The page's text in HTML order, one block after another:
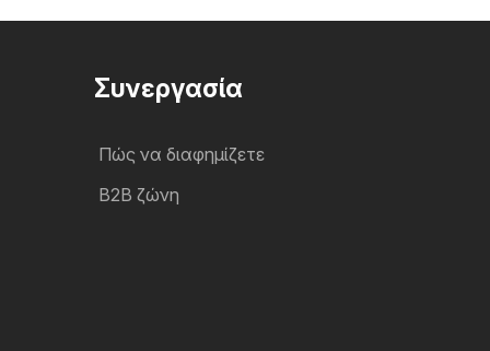
Συνεργασία
Πώς να διαφημίζετε
B2B ζώνη